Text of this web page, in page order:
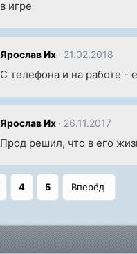
в игре
Ярослав Их 21.02.2018
С телефона и на работе -
Ярослав Их 26.11.2017
Прод решил, что в его
4 5 Вперёд